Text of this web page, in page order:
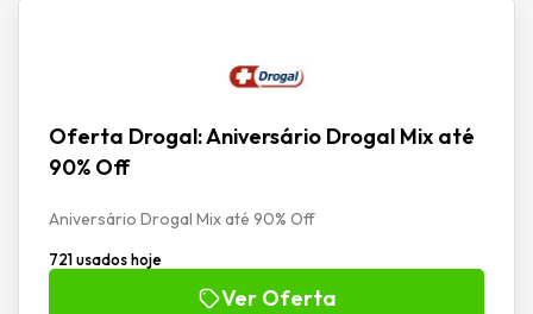
Oferta Drogal: Aniversário Drogal Mix até
90% Off
Aniversário Drogal Mix até 90% Off
721 usados hoje
Ver Oferta